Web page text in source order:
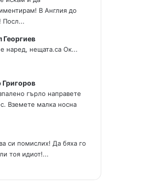
В Англия до
Посл...
Георгиев
наред, нещата.са Ок...
Григоров
гърло направете
Вземете малка носна
си помислих! Да бяха го
тоя идиот!...